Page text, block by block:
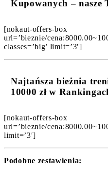
Kupowanych – nasze
[nokaut-offers-box
url=’bieznie/
classes=’big’ limit=’3′]
Najtańsza bieżnia
10000 zł w
[nokaut-offers-box
url=’bieznie/
limit=’3′]
Podobne zestawienia: